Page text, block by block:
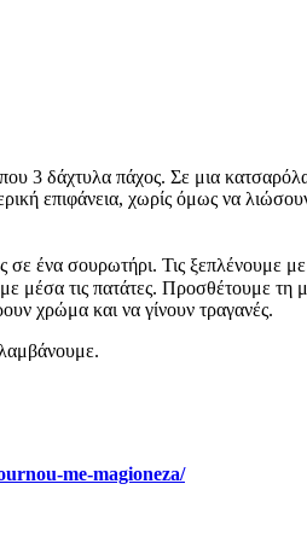
3 δάχτυλα πάχος. Σε μια
επιφάνεια, χωρίς όμως να
ένα σουρωτήρι. Τις ξεπλένουμε
μέσα τις πατάτες.
χρώμα και να γίνουν τραγανές.
me-magioneza/